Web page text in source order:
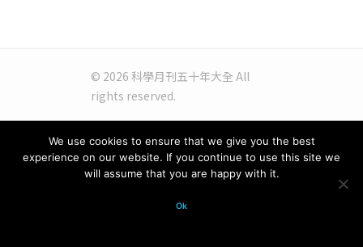
© 2026 科學月刊五十年大全 All
rights reserved.
We use cookies to ensure that we give you the best
experience on our website. If you continue to use this site we
will assume that you are happy with it.
Ok